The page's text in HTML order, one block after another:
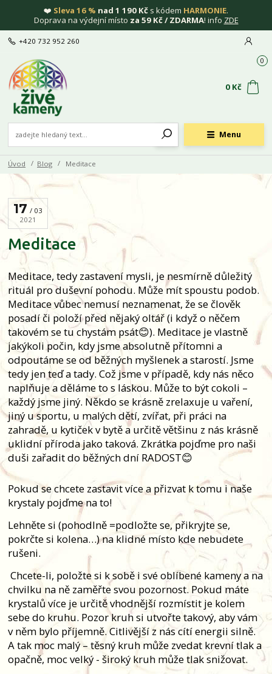
❤️ Sleva 16 % nad 1 190 Kč s kódem HARMONIE.
Doprava na výdejní místo za 59 Kč / ZDARMA! info ZDE
Menu
+420 732 952 260
0
0 Kč
Úvod Blog Meditace
17
03
2021
Meditace
Meditace, tedy zastavení mysli, je nesmírně důležitý
rituál pro duševní pohodu. Může mít spoustu podob.
Meditace vůbec nemusí neznamenat, že se člověk
posadí či položí před nějaký oltář (i když o něčem
takovém se tu chystám psát😊). Meditace je vlastně
jakýkoli počin, kdy jsme absolutně přítomni a
odpoutáme se od běžných myšlenek a starostí. Jsme
tedy jen teď a tady. Což jsme v případě, kdy nás něco
naplňuje a děláme to s láskou. Může to být cokoli –
každý jsme jiný. Někdo se krásně zrelaxuje u vaření,
jiný u sportu, u malých dětí, zvířat, při práci na
zahradě, u kytiček v bytě a určitě většinu z nás krásně
uklidní příroda jako taková. Zkrátka pojďme pro naši
duši zařadit do běžných dní RADOST😊
Pokud se chcete zastavit více a přizvat k tomu i naše
krystaly pojďme na to!
Lehněte si (pohodlně =podložte se, přikryjte se,
pokrčte si kolena…) na klidné místo kde nebudete
rušeni.
Chcete-li, položte si k sobě i své oblíbené kameny a na
chvilku na ně zaměřte svou pozornost. Pokud máte
krystalů více je určitě vhodnější rozmístit je kolem
sebe do kruhu. Pozor kruh si utvořte takový, aby vám
v něm bylo příjemně. Citlivější z nás cítí energii silně.
A tak moc malý – těsný kruh může zvedat krevní tlak a
opačně, moc velký - široký kruh může tlak snižovat.